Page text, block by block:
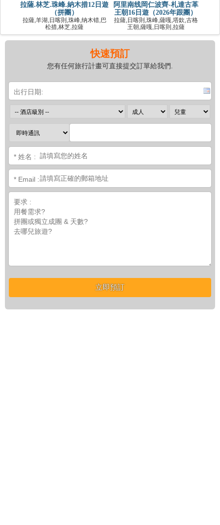
拉薩.林芝.珠峰.納木措12日遊
（拼團）
拉薩,羊湖,日喀則,珠峰,纳木错,巴
松措,林芝,拉薩
阿里南线岡仁波齊-札達古革
王朝16日遊（2026年跟團）
拉薩,日喀則,珠峰,薩嘎,塔欽,古格
王朝,薩嘎,日喀則,拉薩